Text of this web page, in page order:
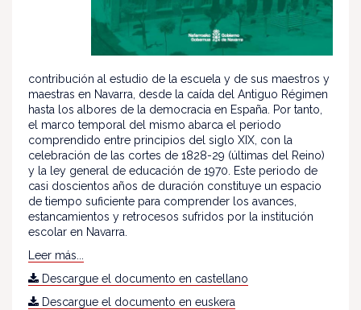
contribución al estudio de la escuela y de sus maestros y
maestras en Navarra, desde la caída del Antiguo Régimen
hasta los albores de la democracia en España. Por tanto,
el marco temporal del mismo abarca el periodo
comprendido entre principios del siglo XIX, con la
celebración de las cortes de 1828-29 (últimas del Reino)
y la ley general de educación de 1970. Este periodo de
casi doscientos años de duración constituye un espacio
de tiempo suficiente para comprender los avances,
estancamientos y retrocesos sufridos por la institución
escolar en Navarra.
Leer más...
Descargue el documento en castellano
Descargue el documento en euskera